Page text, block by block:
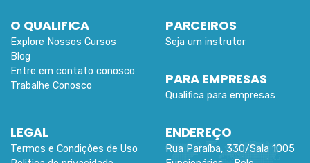
O QUALIFICA
Explore Nossos Cursos
Blog
Entre em contato conosco
Trabalhe Conosco
PARCEIROS
Seja um instrutor
PARA EMPRESAS
Qualifica para empresas
LEGAL
Termos e Condições de Uso
ENDEREÇO
Rua Paraíba, 330/Sala 1005